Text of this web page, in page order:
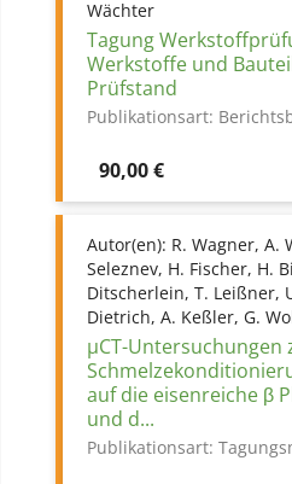
Wächter
Tagung
Werkstoffe und
Prüfstand
Publikationsart:
Preis
90,00 €
Autor(en): R. Wagner, A.
Seleznev, H. Fischer, H.
Ditscherlein, T. Leißner,
Dietrich, A. Keßler, G.
µCT-Untersuchungen
auf die eisenreiche β
und d...
Publikationsart: